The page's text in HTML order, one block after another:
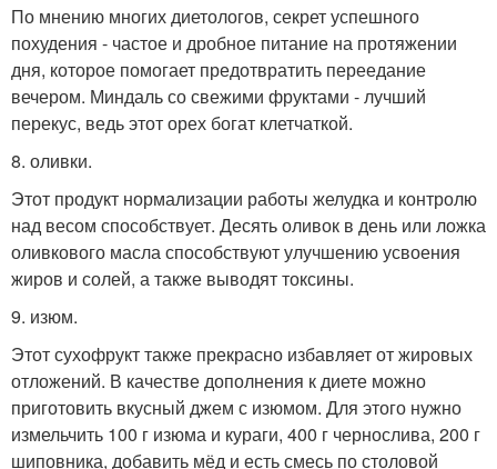
По мнению многих диетологов, секрет успешного
похудения - частое и дробное питание на протяжении
дня, которое помогает предотвратить переедание
вечером. Миндаль со свежими фруктами - лучший
перекус, ведь этот орех богат клетчаткой.
8. оливки.
Этот продукт нормализации работы желудка и контролю
над весом способствует. Десять оливок в день или ложка
оливкового масла способствуют улучшению усвоения
жиров и солей, а также выводят токсины.
9. изюм.
Этот сухофрукт также прекрасно избавляет от жировых
отложений. В качестве дополнения к диете можно
приготовить вкусный джем с изюмом. Для этого нужно
измельчить 100 г изюма и кураги, 400 г чернослива, 200 г
шиповника, добавить мёд и есть смесь по столовой